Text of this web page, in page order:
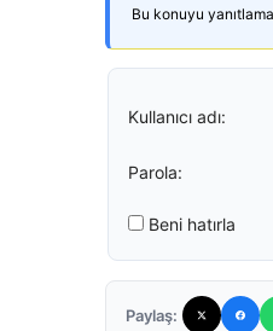
Bu konuyu
Kullanıcı adı:
Parola:
Beni hatırla
Paylaş: